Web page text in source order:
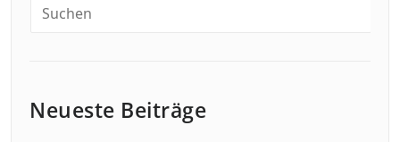
Neueste Beiträge